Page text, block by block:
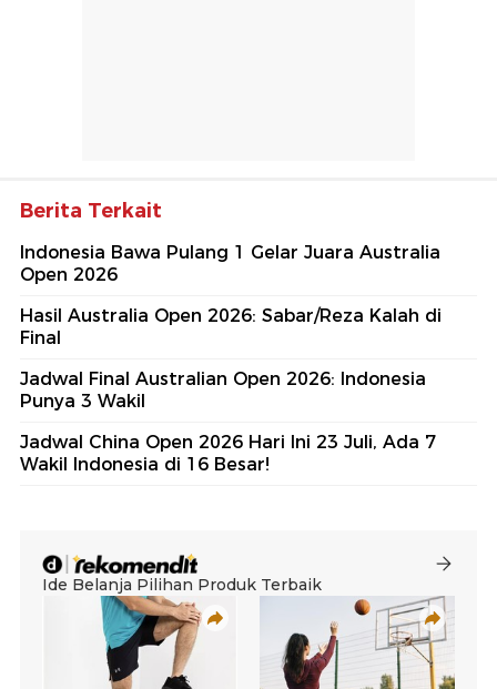
Berita Terkait
Indonesia Bawa Pulang 1 Gelar Juara Australia
Open 2026
Hasil Australia Open 2026: Sabar/Reza Kalah di
Final
Jadwal Final Australian Open 2026: Indonesia
Punya 3 Wakil
Jadwal China Open 2026 Hari Ini 23 Juli, Ada 7
Wakil Indonesia di 16 Besar!